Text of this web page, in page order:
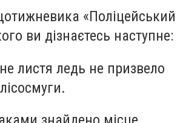
«Поліцейський
ви дізнаєтесь наступне:
листя ледь не призвело